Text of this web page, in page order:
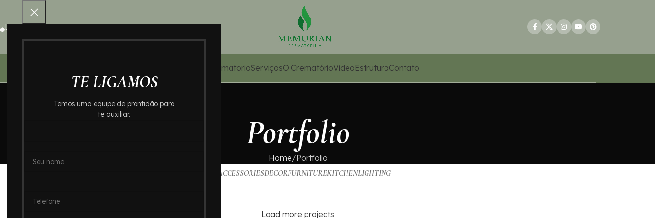
TE LIGAMOS
Temos uma equipe de prontidão para
te auxiliar.
Ligue 0800 000 8995
Home – CrematorioServiçosO CrematórioVideoEstruturaContato
Portfolio
Home Portfolio
ACCESSORIESDECORFURNITUREKITCHENLIGHTING
Load more projects